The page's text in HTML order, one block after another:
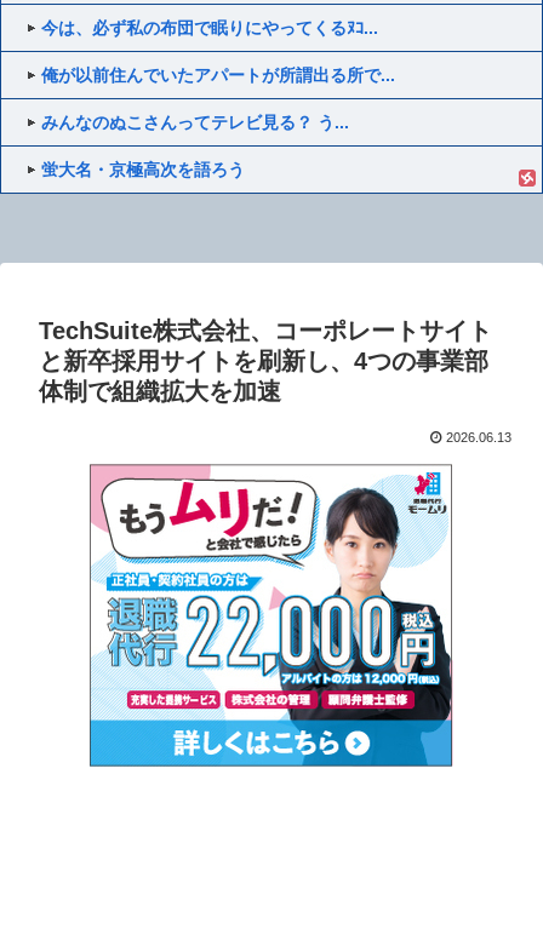
今は、必ず私の布団で眠りにやってくるﾇｺ...
俺が以前住んでいたアパートが所謂出る所で...
みんなのぬこさんってテレビ見る？ う...
蛍大名・京極高次を語ろう
TechSuite株式会社、コーポレートサイト
と新卒採用サイトを刷新し、4つの事業部
体制で組織拡大を加速
2026.06.13